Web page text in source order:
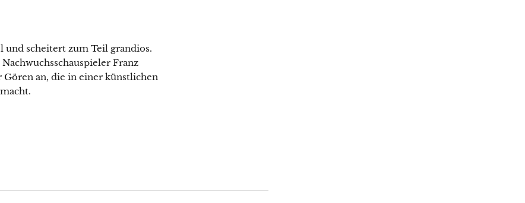
und scheitert zum Teil grandios.
Franz
an, die in einer künstlichen